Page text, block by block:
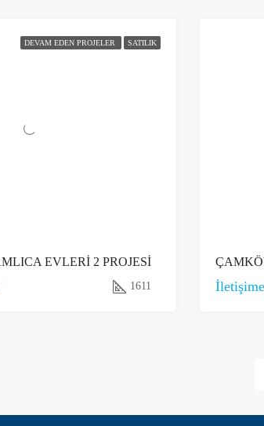
DEVAM EDEN PROJELER SATILIK
EVLERİ 2 PROJESİ
1611